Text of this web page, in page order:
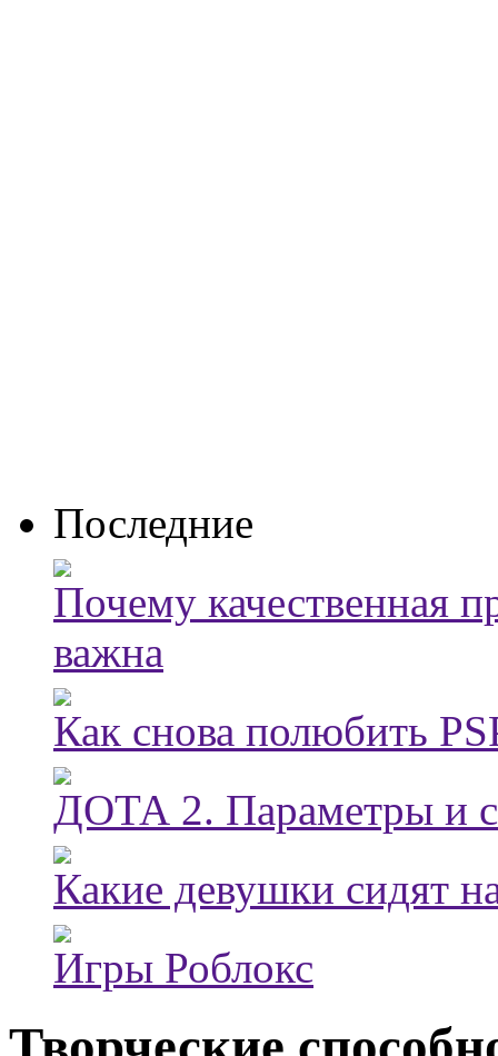
Последние
Почему качественная
важна
Как снова полюбить
ДОТА 2. Параметры и
Какие девушки сидят
Игры Роблокс